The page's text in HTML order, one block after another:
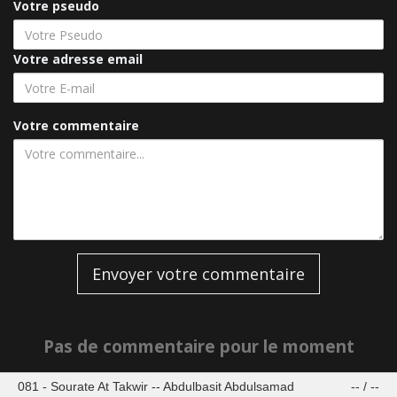
081 - Sourate At Takwir -- Abdulbasit Abdulsamad -- / --
Votre pseudo
Votre adresse email
Votre commentaire
Envoyer votre commentaire
Pas de commentaire pour le moment